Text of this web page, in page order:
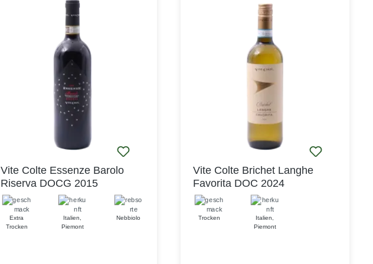
Monate in der Flasche nach.Das
Ergebnis: Ein perfekt ausbalancierter
italienischer Rotwein für einen
königlichen Genuss! Wein und
Freunde sind immer eine gute
Kombination: Laden Sie Ihre Freunde
doch mal wieder zu einem
selbstgekochten italienischen Menü
ein! Dieser Rotwein aus dem Piemont
begleitet Sie durch die gesamte
Speisenfolge, von den Antipasti über
die Pasta, über einen Gang mit rotem
oder weißen Fleisch bis zur einer nicht
zu lang gelagerten Käseplatte.
Vite Colte Essenze Barolo
Riserva DOCG 2015
Extra
Trocken
Italien
Piemont
Nebbiolo
Vite Colte Brichet Langhe
Favorita DOC 2024
Trocken Italien
Piemont